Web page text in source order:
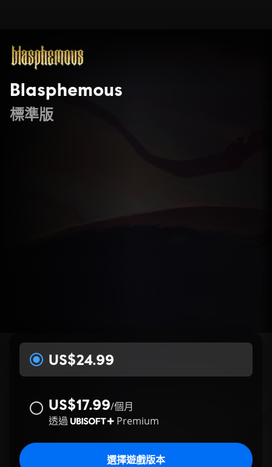
Blasphemous
標準版
US$24.99
US$17.99/個月
透過
Premium
選擇遊戲版本